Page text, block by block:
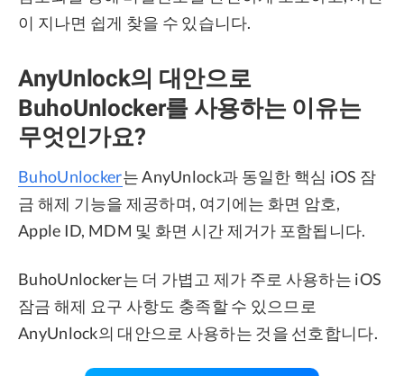
이 지나면 쉽게 찾을 수 있습니다.
AnyUnlock의 대안으로
BuhoUnlocker를 사용하는 이유는
무엇인가요?
BuhoUnlocker는 AnyUnlock과 동일한 핵심 iOS 잠
금 해제 기능을 제공하며, 여기에는 화면 암호,
Apple ID, MDM 및 화면 시간 제거가 포함됩니다.
BuhoUnlocker는 더 가볍고 제가 주로 사용하는 iOS
잠금 해제 요구 사항도 충족할 수 있으므로
AnyUnlock의 대안으로 사용하는 것을 선호합니다.